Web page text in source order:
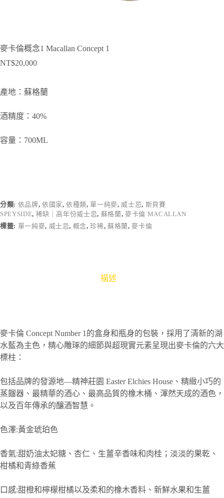
麥卡倫概念1 Macallan Concept 1
NT$20,000
產地：蘇格蘭
酒精度：40%
容量：700ML
分類: 依品牌, 依國家,依種類,單一純麥, 威士忌, 斯貝賽
SPEYSIDE, 稀缺｜高年份威士忌, 蘇格蘭, 麥卡倫 MACALLAN
標籤: 單一純麥, 威士忌, 概念,珍稀,蘇格蘭,麥卡倫
描述
麥卡倫 Concept Number 1的盒身和瓶身的包裝，採用了清新的湖
水藍為主色，精心雕琢的細節與超現實元素呈現出麥卡倫的六大
標柱：
包括品牌的發源地—精神莊園 Easter Elchies House、精緻小巧的
蒸餾器、最精華的酒心、最高品質的橡木桶、渾然天成的酒色，
以及百年傳承的釀酒智慧。
色澤:黃金琥珀色
香氣:甜奶油太妃糖、杏仁、生薑辛香味和肉桂；淡淡的果乾、
柑橘和青綠香蕉
口感:甜橙和檸檬柑橘以及柔和的橡木香料、新鮮水果和生薑